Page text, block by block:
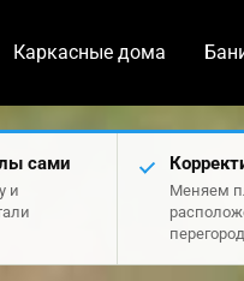
Каркасные дома
сами
и
Меняем